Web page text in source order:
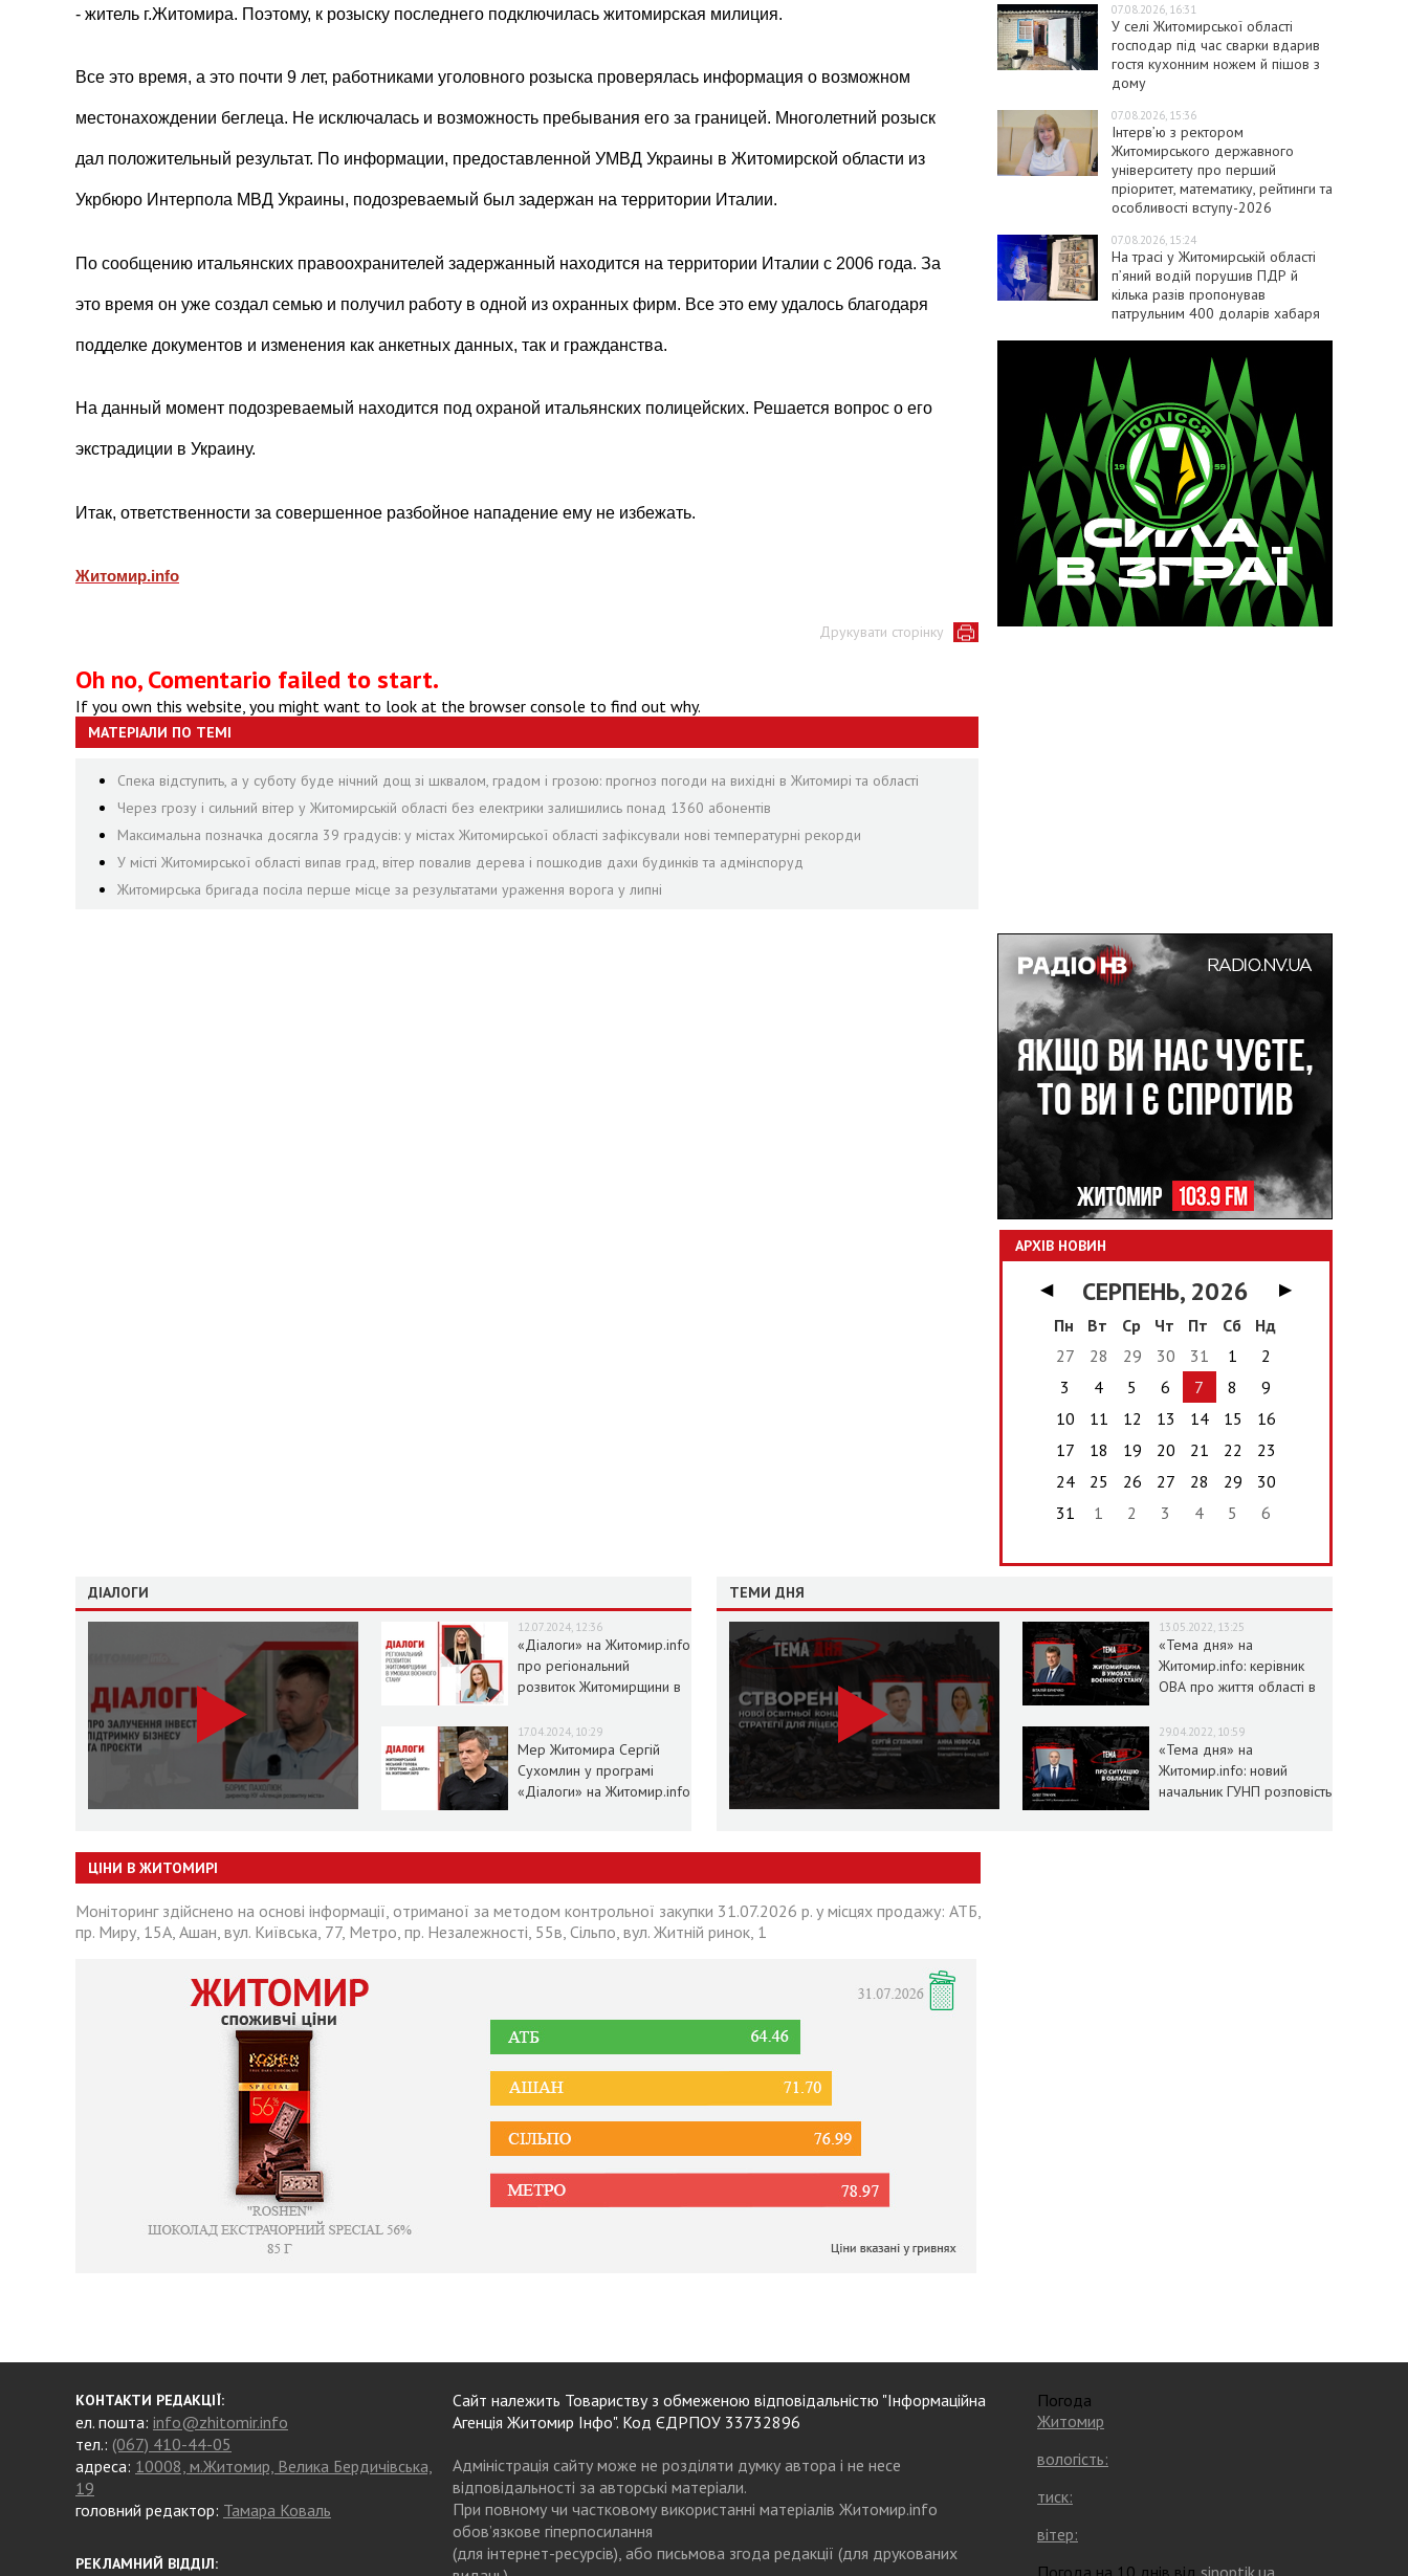
- житель г.Житомира. Поэтому, к розыску последнего подключилась житомирская милиция.
Все это время, а это почти 9 лет, работниками уголовного розыска проверялась информация о возможном
местонахождении беглеца. Не исключалась и возможность пребывания его за границей. Многолетний розыск
дал положительный результат. По информации, предоставленной УМВД Украины в Житомирской области из
Укрбюро Интерпола МВД Украины, подозреваемый был задержан на территории Италии.
По сообщению итальянских правоохранителей задержанный находится на территории Италии с 2006 года. За
это время он уже создал семью и получил работу в одной из охранных фирм. Все это ему удалось благодаря
подделке документов и изменения как анкетных данных, так и гражданства.
На данный момент подозреваемый находится под охраной итальянских полицейских. Решается вопрос о его
экстрадиции в Украину.
Итак, ответственности за совершенное разбойное нападение ему не избежать.
Житомир.info
Друкувати сторінку
Oh no, Comentario failed to start.
If you own this website, you might want to look at the browser console to find out why.
МАТЕРІАЛИ ПО ТЕМІ
Спека відступить, а у суботу буде нічний дощ зі шквалом, градом і грозою: прогноз погоди на вихідні в Житомирі та області
Через грозу і сильний вітер у Житомирській області без електрики залишились понад 1360 абонентів
Максимальна позначка досягла 39 градусів: у містах Житомирської області зафіксували нові температурні рекорди
У місті Житомирської області випав град, вітер повалив дерева і пошкодив дахи будинків та адмінспоруд
Житомирська бригада посіла перше місце за результатами ураження ворога у липні
07.08.2026, 16:31
У селі Житомирської області
господар під час сварки вдарив
гостя кухонним ножем й пішов з
дому
07.08.2026, 15:36
Інтерв’ю з ректором
Житомирського державного
університету про перший
пріоритет, математику, рейтинги та
особливості вступу-2026
07.08.2026, 15:24
На трасі у Житомирській області
п’яний водій порушив ПДР й
кілька разів пропонував
патрульним 400 доларів хабаря
АРХІВ НОВИН
◀ СЕРПЕНЬ, 2026
▶
Пн
Вт Ср Чт Пт Сб
Нд
27
28 29 30 31 1
2
3
4 5 6 7 8
9
10
11 12 13 14 15
16
17
18 19 20 21 22
23
24
25 26 27 28 29
30
31
1 2 3 4 5 6
ДІАЛОГИ
12.07.2024, 12:36
«Діалоги» на Житомир.info
про регіональний
розвиток Житомирщини в
17.04.2024, 10:29
Мер Житомира Сергій
Сухомлин у програмі
«Діалоги» на Житомир.info
ТЕМИ ДНЯ
13.05.2022, 13:25
«Тема дня» на
Житомир.info: керівник
ОВА про життя області в
29.04.2022, 10:59
«Тема дня» на
Житомир.info: новий
начальник ГУНП розповість
ЦІНИ В ЖИТОМИРІ
Моніторинг здійснено на основі інформації, отриманої за методом контрольної закупки 31.07.2026 р. у місцях продажу: АТБ,
пр. Миру, 15А, Ашан, вул. Київська, 77, Метро, пр. Незалежності, 55в, Сільпо, вул. Житній ринок, 1
КОНТАКТИ РЕДАКЦІЇ:
ел. пошта: info@zhitomir.info
тел.: (067) 410-44-05
адреса: 10008, м.Житомир, Велика Бердичівська,
19
головний редактор: Тамара Коваль
РЕКЛАМНИЙ ВІДДІЛ:
Сайт належить Товариству з обмеженою відповідальністю "Інформаційна
Агенція Житомир Інфо". Код ЄДРПОУ 33732896
Адміністрація сайту може не розділяти думку автора і не несе
відповідальності за авторські матеріали.
При повному чи частковому використанні матеріалів Житомир.info
обов’язкове гіперпосилання
(для інтернет-ресурсів), або письмова згода редакції (для друкованих
Погода
Житомир
вологість:
тиск:
вітер:
Погода на 10 днів від sinoptik.ua